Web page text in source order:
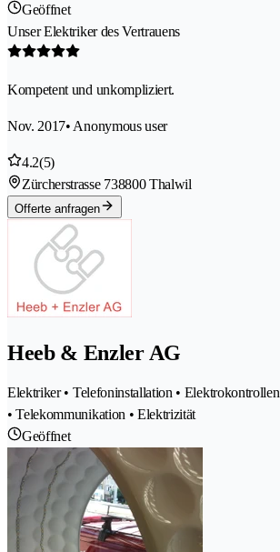
Geöffnet
Unser Elektriker des Vertrauens
Kompetent und unkompliziert.
Nov. 2017• Anonymous user
4.2(5)
Zürcherstrasse 738800 Thalwil
Offerte anfragen
Heeb & Enzler AG
Elektriker • Telefoninstallation • Elektrokontrollen
• Telekommunikation • Elektrizität
Geöffnet